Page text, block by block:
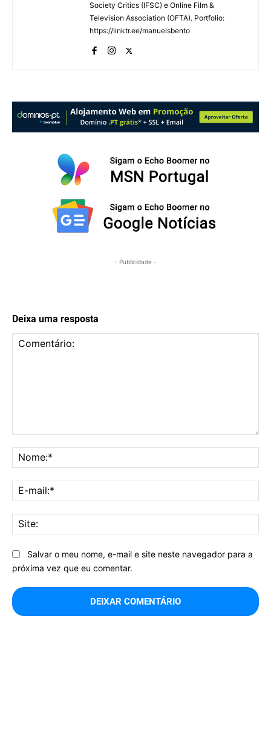
Society Critics (IFSC) e Online Film &
Television Association (OFTA). Portfolio:
https://linktr.ee/manuelsbento
- Publicidade -
Deixa uma resposta
Salvar o meu nome, e-mail e site neste navegador para a
próxima vez que eu comentar.